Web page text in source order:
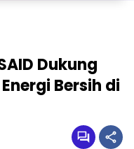
Dukung
Bersih di